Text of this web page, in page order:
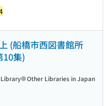
(船橋市西図書館所
10集)
Other Libraries in Japan